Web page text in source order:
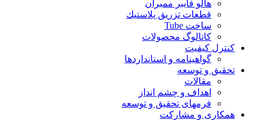
هالو فایبر ممبران
قطعات تزريق پلاستيك
ساخت Tube
کاتالوگ محصولات
کنترل کیفیت
گواهينامه و استانداردها
تحقيق و توسعه
مقالات
اهداف و چشم انداز
فرمهای تحقیق و توسعه
همکاری و مشارکت